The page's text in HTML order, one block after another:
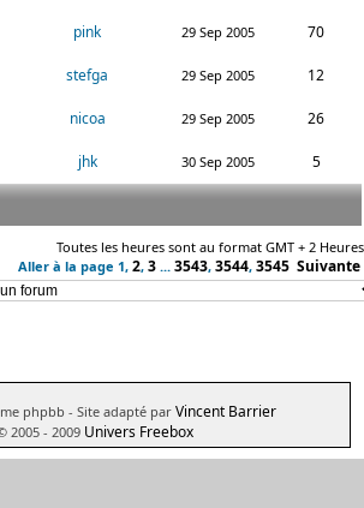
pink 29 Sep 2005 70
stefga 29 Sep 2005 12
nicoa 29 Sep 2005 26
jhk 30 Sep 2005 5
Toutes les heures sont au format GMT + 2 Heures
Aller à la page 1, 2, 3 ... 3543, 3544, 3545 Suivante
phpbb - Site adapté par Vincent Barrier
2005 - 2009 Univers Freebox